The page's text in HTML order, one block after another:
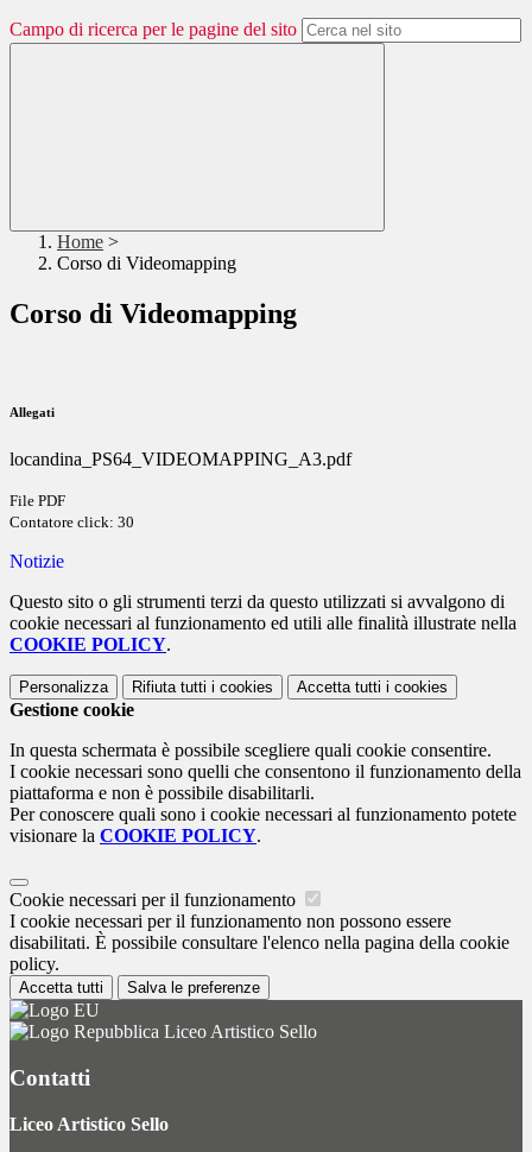
Campo di ricerca per le pagine del sito
Home >
Corso di Videomapping
Corso di Videomapping
Allegati
locandina_PS64_VIDEOMAPPING_A3.pdf
File PDF
Contatore click: 30
Notizie
Questo sito o gli strumenti terzi da questo utilizzati si avvalgono di
cookie necessari al funzionamento ed utili alle finalità illustrate nella
COOKIE POLICY.
Personalizza Rifiuta tutti i cookies Accetta tutti i cookies
Gestione cookie
In questa schermata è possibile scegliere quali cookie consentire.
I cookie necessari sono quelli che consentono il funzionamento della
piattaforma e non è possibile disabilitarli.
Per conoscere quali sono i cookie necessari al funzionamento potete
visionare la COOKIE POLICY.
Cookie necessari per il funzionamento
I cookie necessari per il funzionamento non possono essere
disabilitati. È possibile consultare l'elenco nella pagina della cookie
policy.
Accetta tutti Salva le preferenze
Liceo Artistico Sello
Contatti
Liceo Artistico Sello